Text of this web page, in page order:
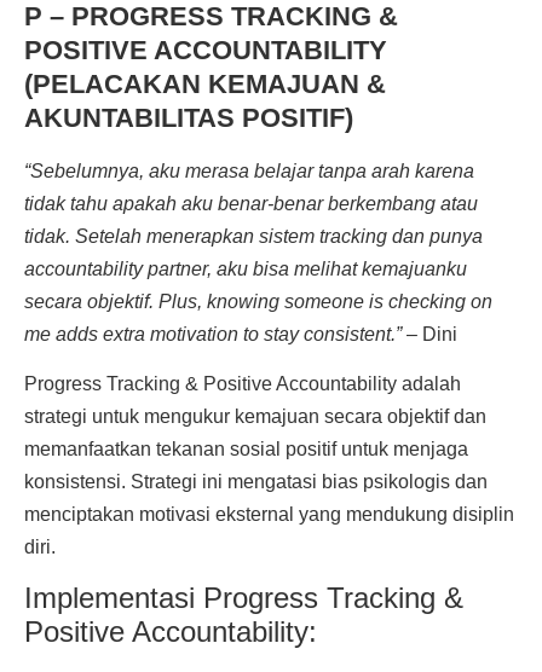
P – PROGRESS TRACKING &
POSITIVE ACCOUNTABILITY
(PELACAKAN KEMAJUAN &
AKUNTABILITAS POSITIF)
“Sebelumnya, aku merasa belajar tanpa arah karena
tidak tahu apakah aku benar-benar berkembang atau
tidak. Setelah menerapkan sistem tracking dan punya
accountability partner, aku bisa melihat kemajuanku
secara objektif. Plus, knowing someone is checking on
me adds extra motivation to stay consistent.”– Dini
Progress Tracking & Positive Accountability adalah
strategi untuk mengukur kemajuan secara objektif dan
memanfaatkan tekanan sosial positif untuk menjaga
konsistensi. Strategi ini mengatasi bias psikologis dan
menciptakan motivasi eksternal yang mendukung disiplin
diri.
Implementasi Progress Tracking &
Positive Accountability: